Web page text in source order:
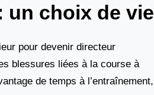
un choix de vie
pour devenir directeur
blessures liées à la course à
de temps à l’entraînement,